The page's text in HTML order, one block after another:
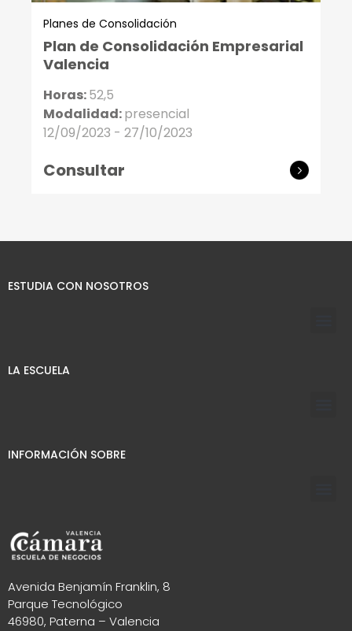
Planes de Consolidación
Plan de Consolidación Empresarial
Valencia
Horas:52,5
Modalidad:presencial
12/09/2023 - 27/10/2023
Consultar
ESTUDIA CON NOSOTROS
LA ESCUELA
INFORMACIÓN SOBRE
Avenida Benjamín Franklin, 8
Parque Tecnológico
46980, Paterna – Valencia